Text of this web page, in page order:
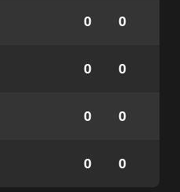
0 0
0 0
0 0
0 0